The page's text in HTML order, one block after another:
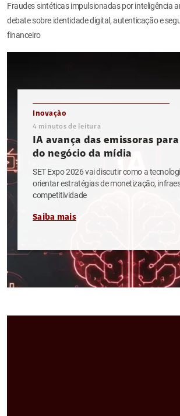
Fraudes sintéticas impulsionadas por inteligência
debate sobre identidade digital, autenticação e
financeiro
Inovação
4 minutos de leitura
IA avança das emissoras
do negócio da mídia
SET Expo 2026 vai discutir como a
orientar estratégias de monetização,
competitividade
Saiba mais